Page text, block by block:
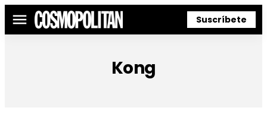
Menú Suscríbete
Kong